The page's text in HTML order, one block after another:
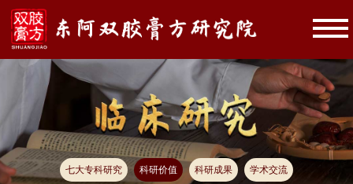
七大专科研究 科研价值 科研成果 学术交流